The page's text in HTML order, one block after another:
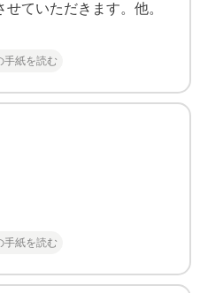
ていただきます。他。
手紙を読む
手紙を読む